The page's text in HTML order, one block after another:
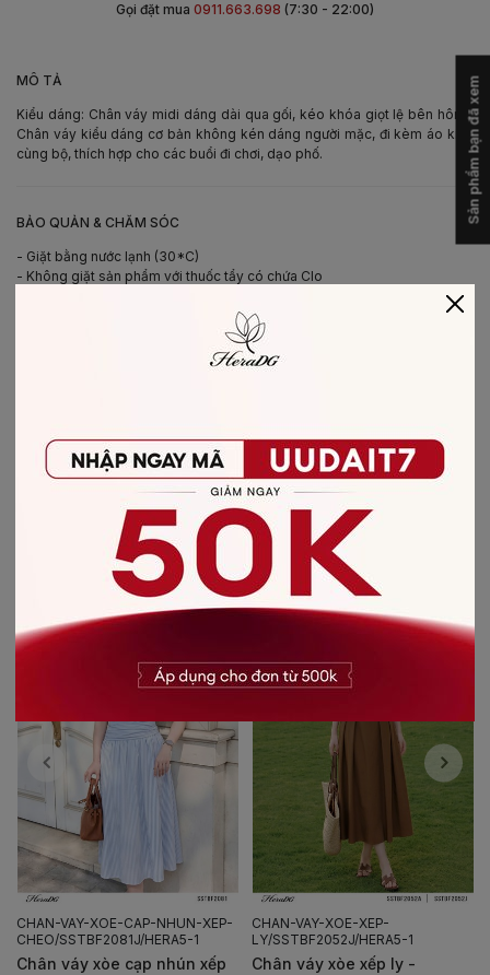
MÔ TẢ -
Kiểu dáng: Chân váy midi dáng dài qua gối, kéo khóa giọt lệ bên hông.
Chân váy kiểu dáng cơ bản không kén dáng người mặc, đi kèm áo kiểu
cùng bộ, thích hợp cho các buổi đi chơi, dạo phố.
BẢO QUẢN & CHĂM SÓC -
- Giặt bằng nước lạnh (30*C)
- Không giặt sản phẩm với thuốc tẩy có chứa Clo
- Ủi ở nhiệt độ thấp, nên lật mặt trái sản phẩm, không ủi trực tiếp lên hình
Chất liệu:vải Lụa
Gọi đặt mua 0911.663.698 (7:30 - 22:00)
CÓ THỂ BẠN SẼ THÍCH
CHAN-VAY-XOE-CAP-NHUN-XEP-
CHEO/SSTBF2081J/HERA5-1
Chân váy xòe cạp nhún xếp
CHAN-VAY-XOE-XEP-
LY/SSTBF2052J/HERA5-1
Chân váy xòe xếp ly -
Sản phẩm bạn đã xem